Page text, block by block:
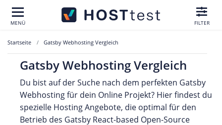
MENÜ FILTER
Startseite Gatsby Webhosting Vergleich
Gatsby Webhosting Vergleich
Du bist auf der Suche nach dem perfekten Gatsby
Webhosting für dein Online Projekt? Hier findest du
spezielle Hosting Angebote, die optimal für den
Betrieb des Gatsby React-based Open-Source